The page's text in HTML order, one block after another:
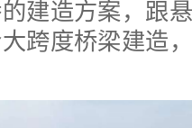
建造方案，跟
跨度桥梁建造